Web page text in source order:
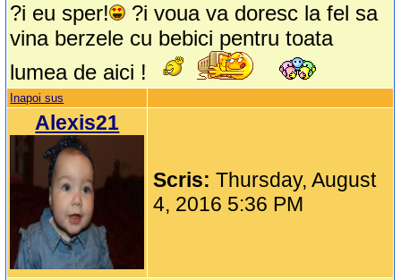
?i eu sper!
?i voua va doresc la fel sa
vina berzele cu bebici pentru toata
lumea de aici !
Inapoi sus
Alexis21
Scris:Thursday, August
4, 2016 5:36 PM